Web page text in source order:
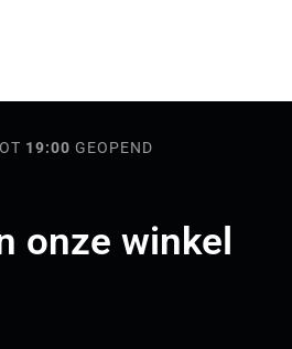
19:00 GEOPEND
onze winkel